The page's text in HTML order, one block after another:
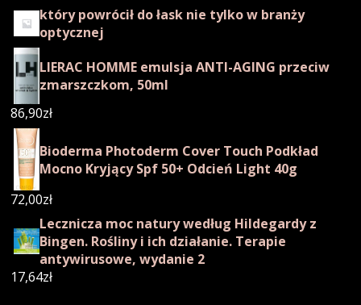
który powrócił do łask nie tylko w branży
optycznej
LIERAC HOMME emulsja ANTI-AGING przeciw
zmarszczkom, 50ml
86,90zł
Bioderma Photoderm Cover Touch Podkład
Mocno Kryjący Spf 50+ Odcień Light 40g
72,00zł
Lecznicza moc natury według Hildegardy z
Bingen. Rośliny i ich działanie. Terapie
antywirusowe, wydanie 2
17,64zł